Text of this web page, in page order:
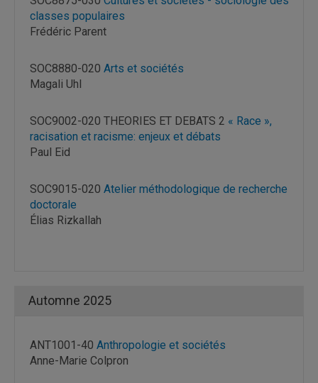
classes populaires
Frédéric Parent
SOC8880-020 Arts et sociétés
Magali Uhl
SOC9002-020 THEORIES ET DEBATS 2 « Race »,
racisation et racisme: enjeux et débats
Paul Eid
SOC9015-020 Atelier méthodologique de recherche
doctorale
Élias Rizkallah
Automne 2025
ANT1001-40 Anthropologie et sociétés
Anne-Marie Colpron